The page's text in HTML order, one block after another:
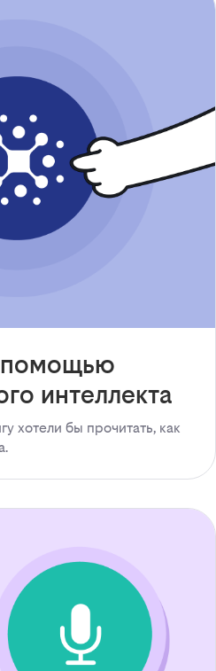
помощью
интеллекта
хотели бы прочитать, как